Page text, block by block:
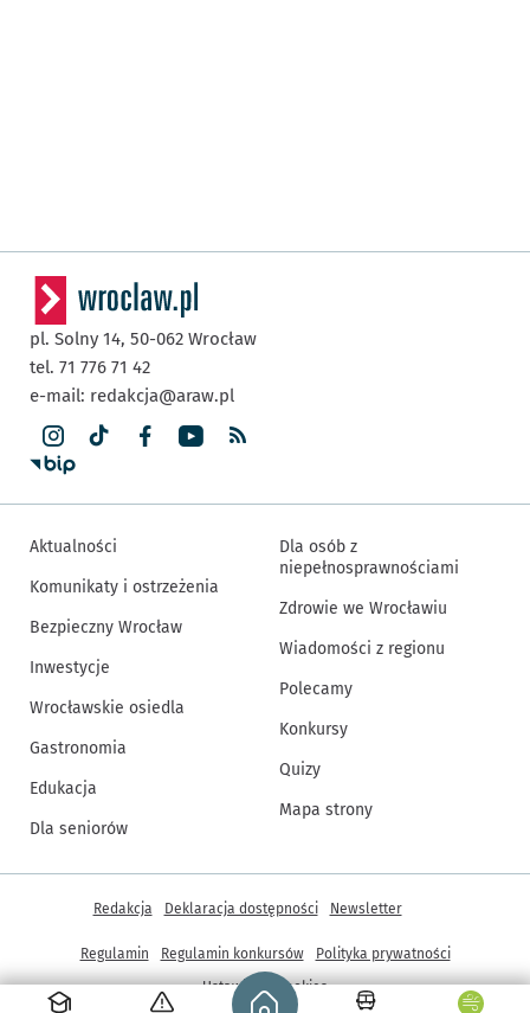
Strona główna - wroclaw.pl
pl. Solny 14, 50-062 Wrocław
tel. 71 776 71 42
e-mail: redakcja@araw.pl
Aktualności
Komunikaty i ostrzeżenia
Bezpieczny Wrocław
Inwestycje
Wrocławskie osiedla
Gastronomia
Edukacja
Dla seniorów
Dla osób z
niepełnosprawnościami
Zdrowie we Wrocławiu
Wiadomości z regionu
Polecamy
Konkursy
Quizy
Mapa strony
Inne informacje
Redakcja Deklaracja dostępności Newsletter
Regulamin Regulamin konkursów
Polityka prywatności
Ustawienia cookies